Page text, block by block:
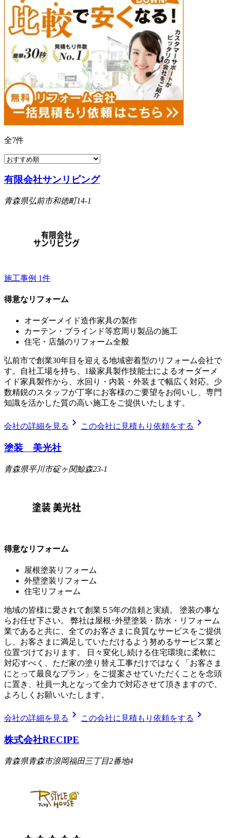
全7件
有限会社サンリビング
青森県弘前市和徳町14-1
施工事例 1件
得意なリフォーム
オーダーメイド造作家具の製作
カーテン・ブラインド等窓周り製品の施工
住宅・店舗のリフォーム全般
弘前市で創業30年目を迎える地域密着型のリフォーム会社で
す。自社工場を持ち、1級家具製作技能士によるオーダーメ
イド家具製作から、水回り・内装・外装まで幅広く対応。少
数精鋭のスタッフが丁寧にお客様のご要望をお伺いし、専門
知識を活かした質の高い施工をご提供いたします。
会社の詳細を見る chevron_right この会社に見積もり依頼をする chevron_right
塗装 美光社
青森県平川市碇ヶ関鯨森23-1
得意なリフォーム
屋根塗装リフォーム
外壁塗装リフォーム
住宅リフォーム
地域の皆様に愛されて創業５5年の信頼と実績。 塗装の事な
らお任せ下さい。 弊社は屋根･外壁塗装・防水・リフォーム
業であると共に、全てのお客さまに良質なサービスをご提供
し、お客さまに満足していただけるよう努めるサービス業と
位置づけております。 日々変化し続ける住宅環境に柔軟に
対応すべく、ただ家の塗り替え工事だけではなく「お客さま
にとって最良なプラン」をご提案させていただくことを念頭
に置き、社員一丸となって全力で対応させて頂きますので、
よろしくお願いいたします。
会社の詳細を見る chevron_right この会社に見積もり依頼をする chevron_right
株式会社RECIPE
青森県青森市浪岡福田三丁目2番地4